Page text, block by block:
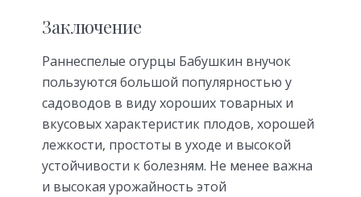
Заключение
Раннеспелые огурцы Бабушкин внучок
пользуются большой популярностью у
садоводов в виду хороших товарных и
вкусовых характеристик плодов, хорошей
лежкости, простоты в уходе и высокой
устойчивости к болезням. Не менее важна
и высокая урожайность этой